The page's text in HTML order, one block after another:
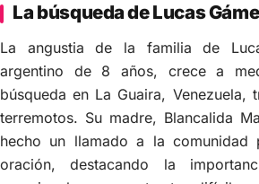
La búsqueda de Lucas
La angustia de la familia de
argentino de 8 años, crece a
búsqueda en La Guaira, Venezuela,
terremotos. Su madre, Blancalida
hecho un llamado a la comunidad
oración, destacando la